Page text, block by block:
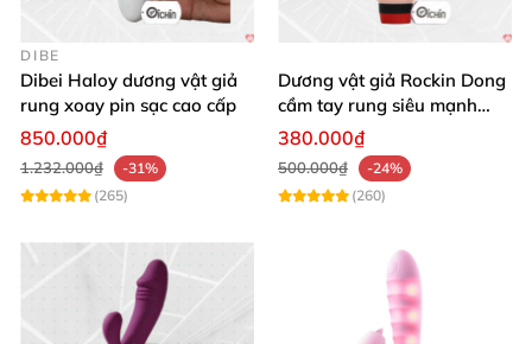
DIBE
Dibei Haloy dương vật giả
rung xoay pin sạc cao cấp
850.000₫
1.232.000₫
-31%
(265)
Dương vật giả Rockin Dong
cầm tay rung siêu mạnh
silicon y tế cao cấp
380.000₫
500.000₫
-24%
(260)